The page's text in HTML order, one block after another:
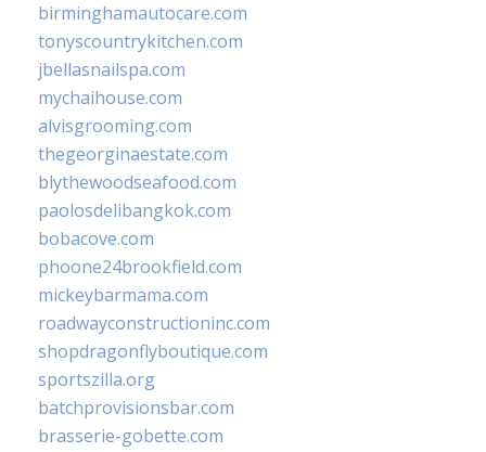
birminghamautocare.com
tonyscountrykitchen.com
jbellasnailspa.com
mychaihouse.com
alvisgrooming.com
thegeorginaestate.com
blythewoodseafood.com
paolosdelibangkok.com
bobacove.com
phoone24brookfield.com
mickeybarmama.com
roadwayconstructioninc.com
shopdragonflyboutique.com
sportszilla.org
batchprovisionsbar.com
brasserie-gobette.com